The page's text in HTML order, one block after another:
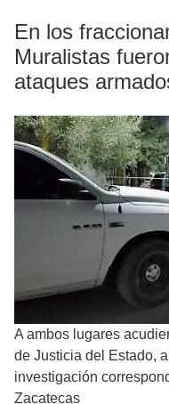
En los
Muralistas
ataques
A ambos lugares
de Justicia del Estado,
investigación
Zacatecas